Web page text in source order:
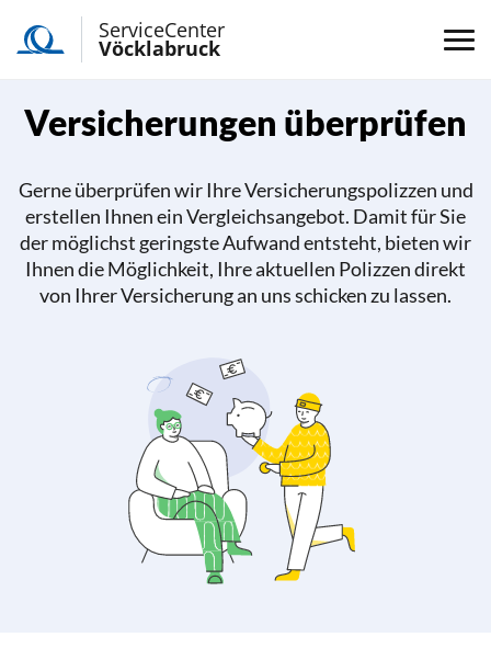
ServiceCenter
Vöcklabruck
Versicherungen überprüfen
Gerne überprüfen wir Ihre Versicherungspolizzen und
erstellen Ihnen ein Vergleichsangebot. Damit für Sie
der möglichst geringste Aufwand entsteht, bieten wir
Ihnen die Möglichkeit, Ihre aktuellen Polizzen direkt
von Ihrer Versicherung an uns schicken zu lassen.